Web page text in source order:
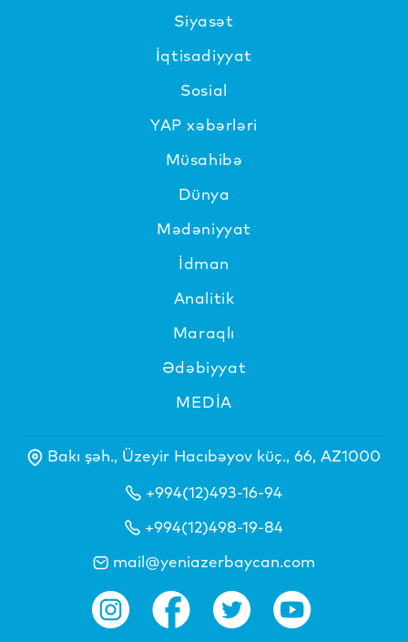
Siyasət
İqtisadiyyat
Sosial
YAP xəbərləri
Müsahibə
Dünya
Mədəniyyat
İdman
Analitik
Maraqlı
Ədəbiyyat
MEDİA
Bakı şəh., Üzeyir Hacıbəyov küç., 66, AZ1000
+994(12)493-16-94
+994(12)498-19-84
mail@yeniazerbaycan.com